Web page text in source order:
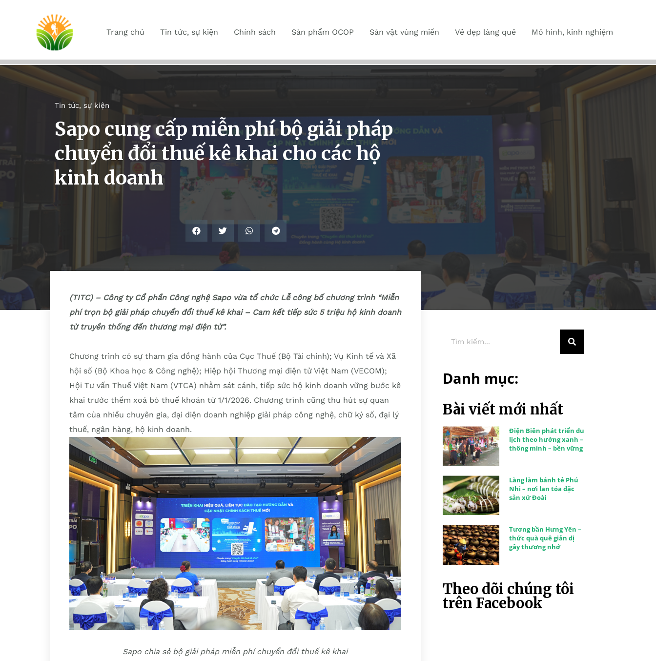
Trang chủ Tin tức, sự kiện Chính sách Sản phẩm OCOP Sản vật vùng miền Vẻ đẹp làng quê Mô hình, kinh nghiệm
Tin tức, sự kiện
Sapo cung cấp miễn phí bộ giải pháp
chuyển đổi thuế kê khai cho các hộ
kinh doanh
(TITC) – Công ty Cổ phần Công nghệ Sapo vừa tổ chức Lễ công bố chương trình “Miễn
phí trọn bộ giải pháp chuyển đổi thuế kê khai – Cam kết tiếp sức 5 triệu hộ kinh doanh
từ truyền thống đến thương mại điện tử”.
Chương trình có sự tham gia đồng hành của Cục Thuế (Bộ Tài chính); Vụ Kinh tế và Xã
hội số (Bộ Khoa học & Công nghệ); Hiệp hội Thương mại điện tử Việt Nam (VECOM);
Hội Tư vấn Thuế Việt Nam (VTCA) nhằm sát cánh, tiếp sức hộ kinh doanh vững bước kê
khai trước thềm xoá bỏ thuế khoán từ 1/1/2026. Chương trình cũng thu hút sự quan
tâm của nhiều chuyên gia, đại diện doanh nghiệp giải pháp công nghệ, chữ ký số, đại lý
thuế, ngân hàng, hộ kinh doanh.
Sapo chia sẻ bộ giải pháp miễn phí chuyển đổi thuế kê khai
Danh mục:
Bài viết mới nhất
Điện Biên phát triển du
lịch theo hướng xanh –
thông minh – bền vững
Làng làm bánh tẻ Phú
Nhi – nơi lan tỏa đặc
sản xứ Đoài
Tương bần Hưng Yên –
thức quà quê giản dị
gây thương nhớ
Theo dõi chúng tôi
trên Facebook